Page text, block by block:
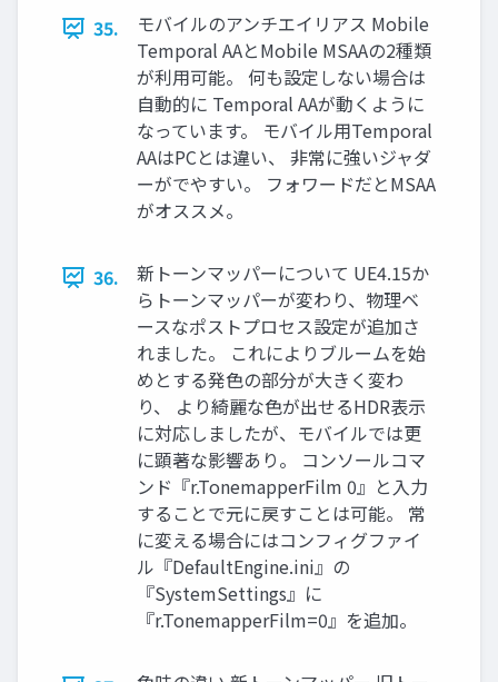
35.
モバイルのアンチエイリアス Mobile
Temporal AAとMobile MSAAの2種類
が利用可能。 何も設定しない場合は
自動的に Temporal AAが動くように
なっています。 モバイル用Temporal
AAはPCとは違い、 非常に強いジャダ
ーがでやすい。 フォワードだとMSAA
がオススメ。
36.
新トーンマッパーについて UE4.15か
らトーンマッパーが変わり、物理ベ
ースなポストプロセス設定が追加さ
れました。 これによりブルームを始
めとする発色の部分が大きく変わ
り、 より綺麗な色が出せるHDR表示
に対応しましたが、モバイルでは更
に顕著な影響あり。 コンソールコマ
ンド『r.TonemapperFilm 0』と入力
することで元に戻すことは可能。 常
に変える場合にはコンフィグファイ
ル『DefaultEngine.ini』の
『SystemSettings』に
『r.TonemapperFilm=0』を追加。